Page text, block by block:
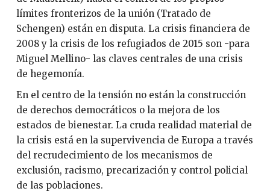
límites fronterizos de la unión (Tratado de
Schengen) están en disputa. La crisis financiera de
2008 y la crisis de los refugiados de 2015 son -para
Miguel Mellino- las claves centrales de una crisis
de hegemonía.
En el centro de la tensión no están la construcción
de derechos democráticos o la mejora de los
estados de bienestar. La cruda realidad material de
la crisis está en la supervivencia de Europa a través
del recrudecimiento de los mecanismos de
exclusión, racismo, precarización y control policial
de las poblaciones.